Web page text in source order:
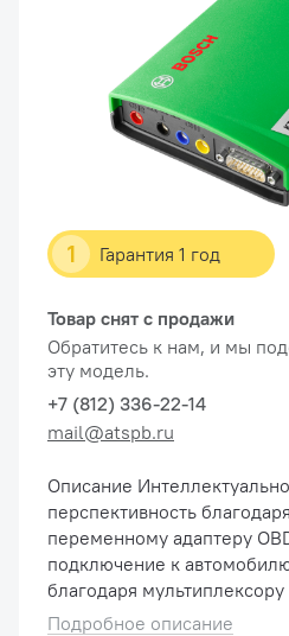
1 Гарантия 1 год
Описание Интеллектуальность и
перспективность
переменному адаптеру OBD
подключение к автомобилю Четкая
Подробное описание
Товар снят с продажи
Обратитесь к нам, и мы
эту модель.
+7 (812) 336-22-14
mail@atspb.ru